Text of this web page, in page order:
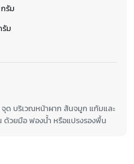
รัม
รัม
ด บริเวณหน้าผาก สันจมูก แก้มและ